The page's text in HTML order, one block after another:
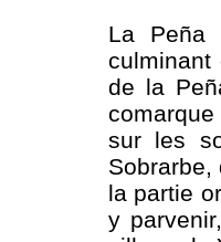
La Peña
culminant
de la
sur les
Sobrarbe,
la partie
y